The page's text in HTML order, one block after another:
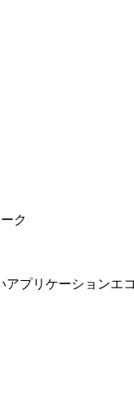
ク
プリケーションエ